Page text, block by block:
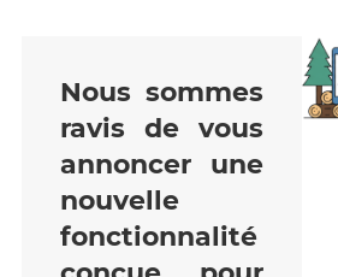
Nous sommes
ravis de vous
annoncer une
nouvelle
fonctionnalité